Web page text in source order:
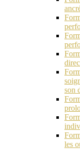
son
les